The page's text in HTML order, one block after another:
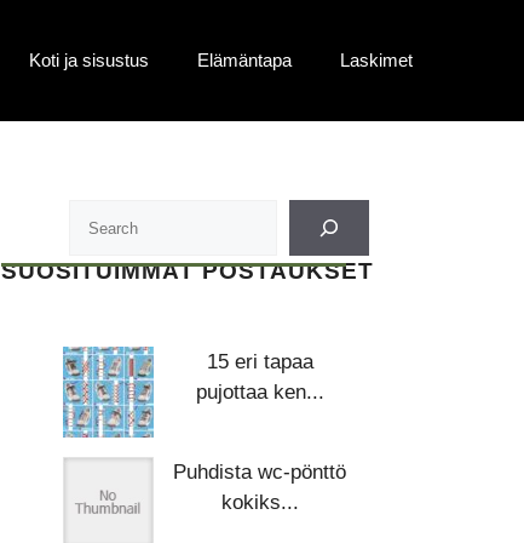
Koti ja sisustus Elämäntapa Laskimet
SUOSITUIMMAT POSTAUKSET
15 eri tapaa
pujottaa ken...
Puhdista wc-pönttö
kokiks...